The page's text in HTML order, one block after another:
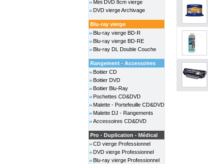
Mini DVD 8cm vierge
DVD vierge Archivage
Blu-ray vierge
Blu-ray vierge BD-R
Blu-ray vierge BD-RE
Blu-ray DL Double Couche
Rangement - Accessoires
Boitier CD
Boitier DVD
Boitier Blu-Ray
Pochettes CD&DVD
Malette - Portefeuille CD&DVD
Malette DJ - Rangements
Accessoires CD&DVD
Pro - Duplication - Médical
CD vierge Professionnel
DVD vierge Professionnel
Blu-ray vierge Professionnel